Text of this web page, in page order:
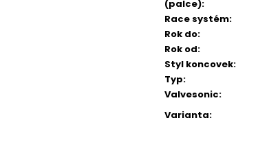
(palce):
Race systém:
Rok do:
Rok od:
Styl koncovek:
Typ:
Valvesonic:
Varianta: